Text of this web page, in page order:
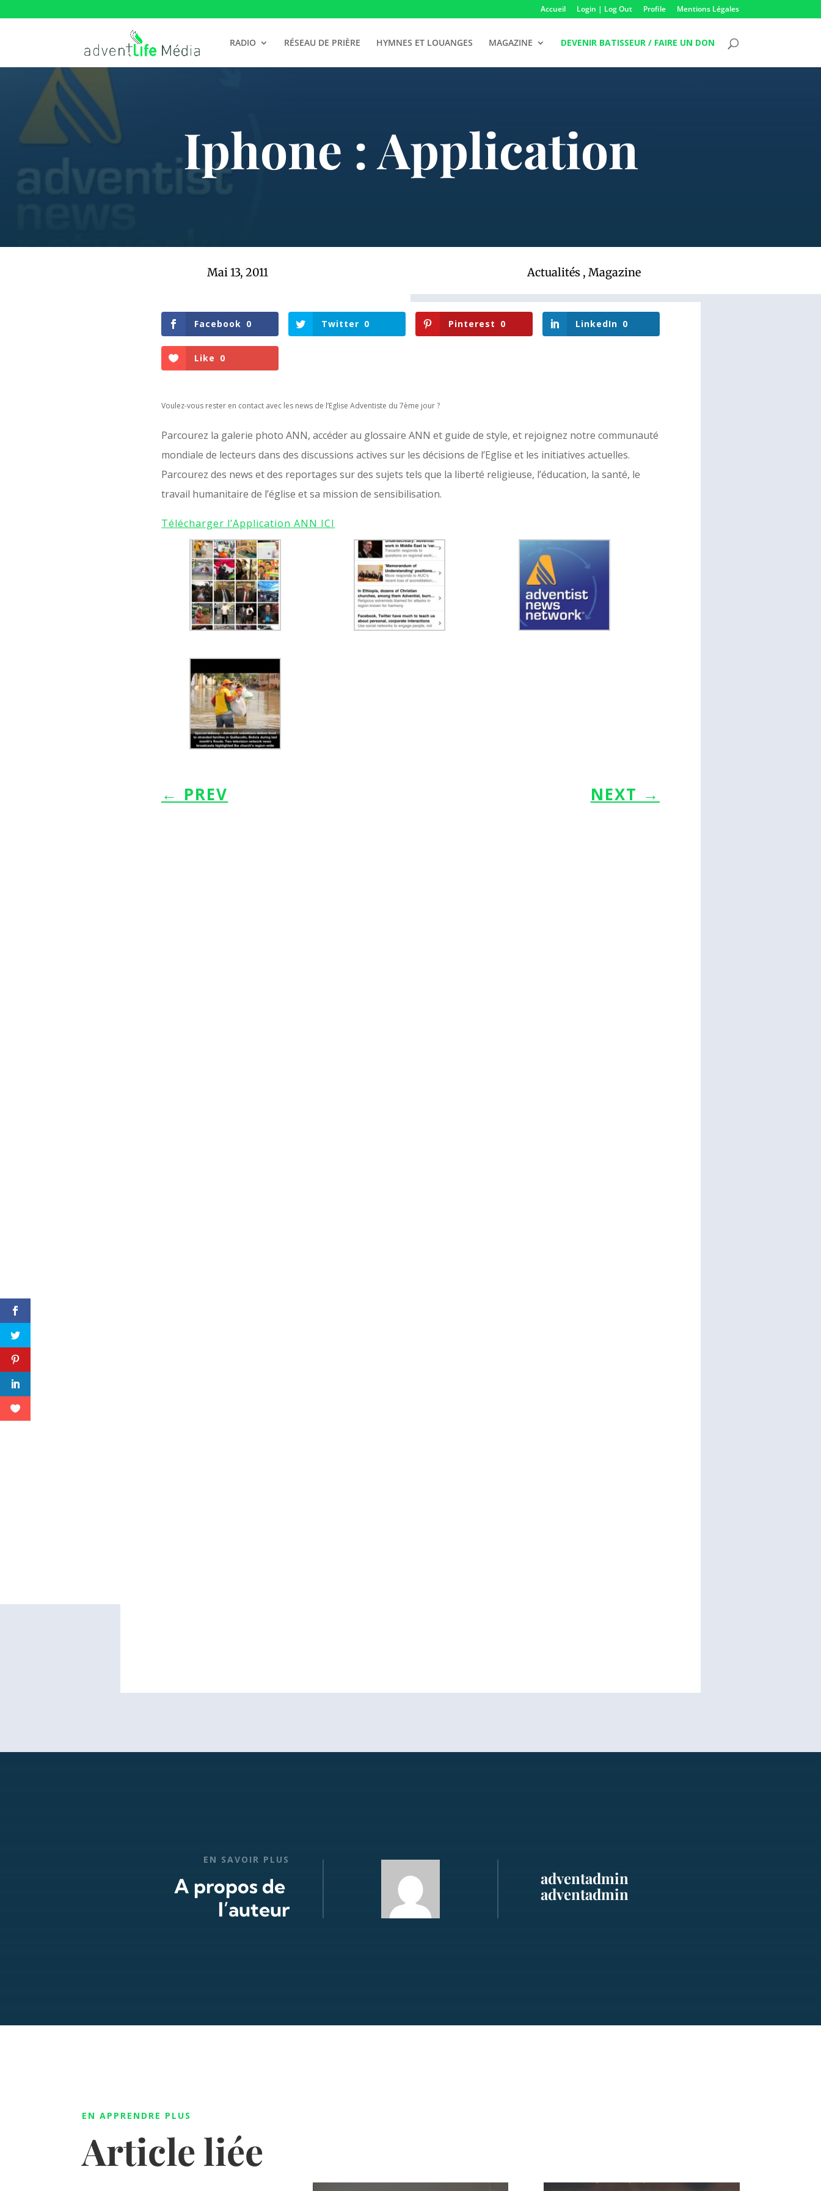
Accueil Login | Log Out Profile Mentions Légales
RADIO RÉSEAU DE PRIÈRE HYMNES ET LOUANGES MAGAZINE DEVENIR BATISSEUR / FAIRE UN DON
Iphone : Application
Mai 13, 2011 Actualités , Magazine
Facebook 0 Twitter 0 Pinterest 0 LinkedIn 0
Like 0
Voulez-vous rester en contact avec les news de l’Eglise Adventiste du 7ème jour ?
Parcourez la galerie photo ANN, accéder au glossaire ANN et guide de style, et rejoignez notre communauté
mondiale de lecteurs dans des discussions actives sur les décisions de l’Eglise et les initiatives actuelles.
Parcourez des news et des reportages sur des sujets tels que la liberté religieuse, l’éducation, la santé, le
travail humanitaire de l’église et sa mission de sensibilisation.
Télécharger l’Application ANN ICI
← PREV NEXT →
EN SAVOIR PLUS
A propos de
l’auteur
adventadmin
adventadmin
EN APPRENDRE PLUS
Article liée